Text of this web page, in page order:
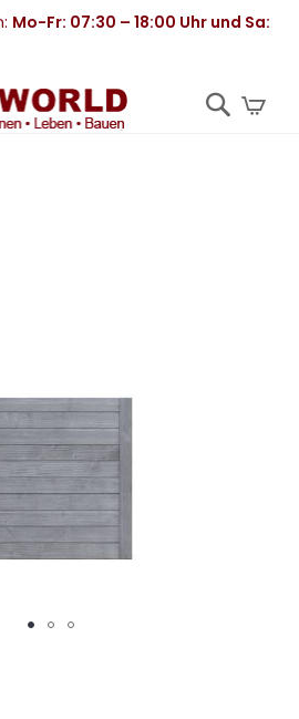
Mo-Fr: 07:30 – 18:00 Uhr und Sa: